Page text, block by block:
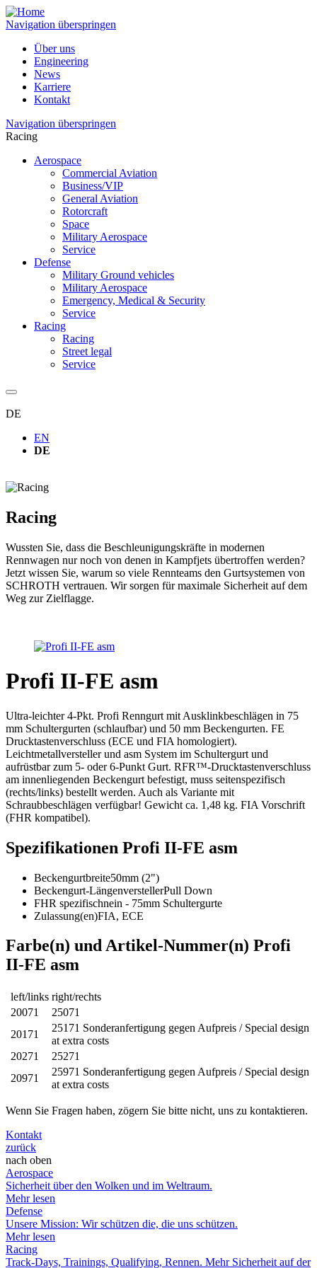
Navigation überspringen
Über uns
Engineering
News
Karriere
Kontakt
Navigation überspringen
Racing
Aerospace
Commercial Aviation
Business/VIP
General Aviation
Rotorcraft
Space
Military Aerospace
Service
Defense
Military Ground vehicles
Military Aerospace
Emergency, Medical & Security
Service
Racing
Racing
Street legal
Service
DE
EN
DE
Racing
Wussten Sie, dass die Beschleunigungskräfte in modernen
Rennwagen nur noch von denen in Kampfjets übertroffen werden?
Jetzt wissen Sie, warum so viele Rennteams den Gurtsystemen von
SCHROTH vertrauen. Wir sorgen für maximale Sicherheit auf dem
Weg zur Zielflagge.
Profi II-FE asm
Ultra-leichter 4-Pkt. Profi Renngurt mit Ausklinkbeschlägen in 75
mm Schultergurten (schlaufbar) und 50 mm Beckengurten. FE
Drucktastenverschluss (ECE und FIA homologiert).
Leichtmetallversteller und asm System im Schultergurt und
aufrüstbar zum 5- oder 6-Punkt Gurt. RFR™-Drucktastenverschluss
am innenliegenden Beckengurt befestigt, muss seitenspezifisch
(rechts/links) bestellt werden. Auch als Variante mit
Schraubbeschlägen verfügbar! Gewicht ca. 1,48 kg. FIA Vorschrift
(FHR kompatibel).
Spezifikationen Profi II-FE asm
Beckengurtbreite50mm (2")
Beckengurt-LängenverstellerPull Down
FHR spezifischnein - 75mm Schultergurte
Zulassung(en)FIA, ECE
Farbe(n) und Artikel-Nummer(n) Profi
II-FE asm
left/links right/rechts
20071
25071
20171
25171 Sonderanfertigung gegen Aufpreis / Special design
at extra costs
20271
25271
20971
25971 Sonderanfertigung gegen Aufpreis / Special design
at extra costs
Wenn Sie Fragen haben, zögern Sie bitte nicht, uns zu kontaktieren.
Kontakt
zurück
nach oben
Aerospace
Sicherheit über den Wolken und im Weltraum.
Mehr lesen
Defense
Unsere Mission: Wir schützen die, die uns schützen.
Mehr lesen
Racing
Track-Days, Trainings, Qualifying, Rennen. Mehr Sicherheit auf der